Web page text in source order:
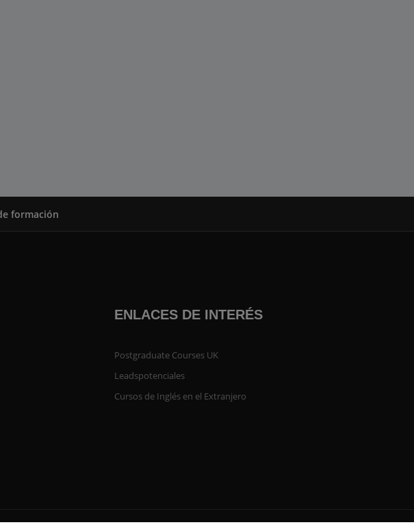
formación
ENLACES DE INTERÉS
Postgraduate Courses UK
Leadspotenciales
Cursos de Inglés en el Extranjero